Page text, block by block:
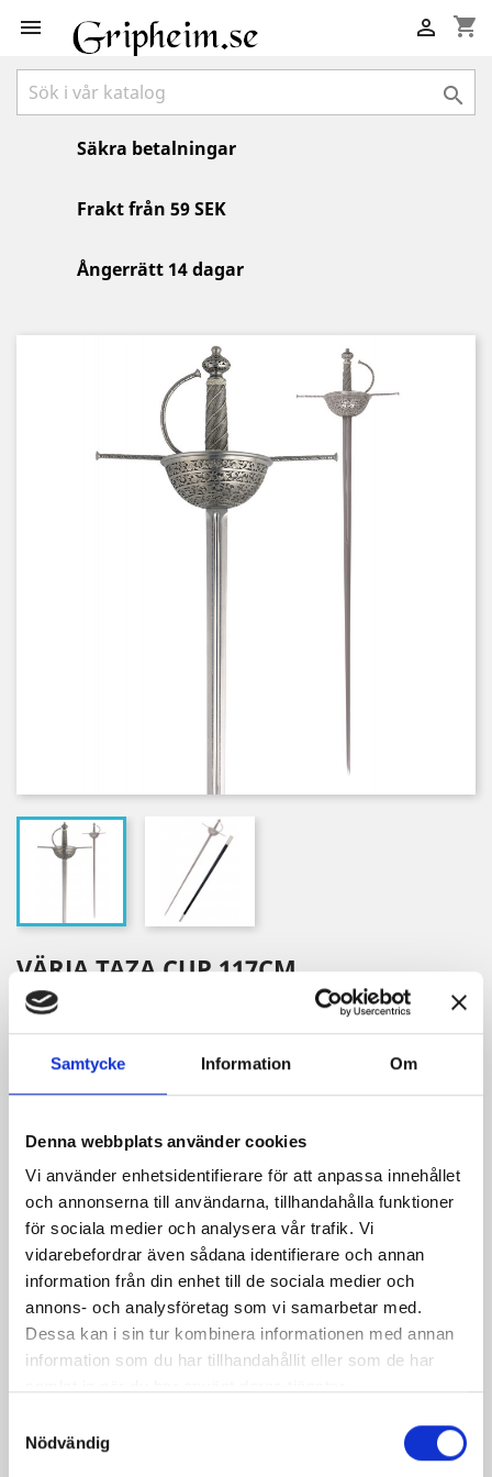
Samtycke Information Om
Denna webbplats använder cookies
Vi använder enhetsidentifierare för att anpassa innehållet
och annonserna till användarna, tillhandahålla funktioner
för sociala medier och analysera vår trafik. Vi
vidarebefordrar även sådana identifierare och annan
information från din enhet till de sociala medier och
annons- och analysföretag som vi samarbetar med.
Dessa kan i sin tur kombinera informationen med annan
information som du har tillhandahållit eller som de har
Nödvändig
 shopping_cart


Säkra betalningar
Frakt från 59 SEK
Ångerrätt 14 dagar
VÄRJA TAZA CUP 117CM
9 349,00 kr
Inkl. moms
Hanwei - Paul Chen - 1600-tal
Kvantitet
 LÄGG TILL I VARUKORGEN
 Beställningsvara ca 2 veckor
Dela
Frakt från 59 SEK